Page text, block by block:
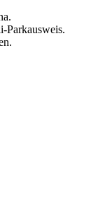
Parkausweis.